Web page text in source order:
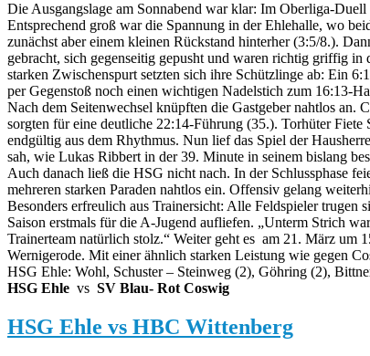
Die Ausgangslage am Sonnabend war klar: Im Oberliga-
Entsprechend groß war die Spannung in der Ehlehalle, wo
zunächst aber einem kleinen Rückstand hinterher (3:5/8.).
gebracht, sich gegenseitig gepusht und waren richtig griffig
starken Zwischenspurt setzten sich ihre Schützlinge ab: Ein
per Gegenstoß noch einen wichtigen Nadelstich zum 16:13-
Nach dem Seitenwechsel knüpften die Gastgeber nahtlos an.
sorgten für eine deutliche 22:14-Führung (35.). Torhüter Fiete
endgültig aus dem Rhythmus. Nun lief das Spiel der
sah, wie Lukas Ribbert in der 39. Minute in seinem bislang
Auch danach ließ die HSG nicht nach. In der Schlussphase
mehreren starken Paraden nahtlos ein. Offensiv gelang
Besonders erfreulich aus Trainersicht: Alle Feldspieler
Saison erstmals für die A-Jugend aufliefen. „Unterm Strich
Trainerteam natürlich stolz.“ Weiter geht es am 21. März um
Wernigerode. Mit einer ähnlich starken Leistung wie gegen
HSG Ehle: Wohl, Schuster – Steinweg (2), Göhring (2),
HSG Ehle vs SV Blau- Rot Coswig
HSG Ehle vs HBC Wittenberg